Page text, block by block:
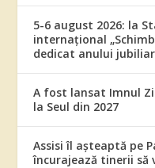
5-6 august 2026: la
internațional
dedicat anului
A fost lansat Imnul
la Seul din 2027
Assisi îl așteaptă pe
încurajează tinerii să